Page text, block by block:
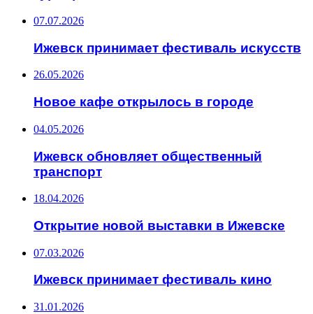
07.07.2026
Ижевск принимает фестиваль искусств
26.05.2026
Новое кафе открылось в городе
04.05.2026
Ижевск обновляет общественный
транспорт
18.04.2026
Открытие новой выставки в Ижевске
07.03.2026
Ижевск принимает фестиваль кино
31.01.2026